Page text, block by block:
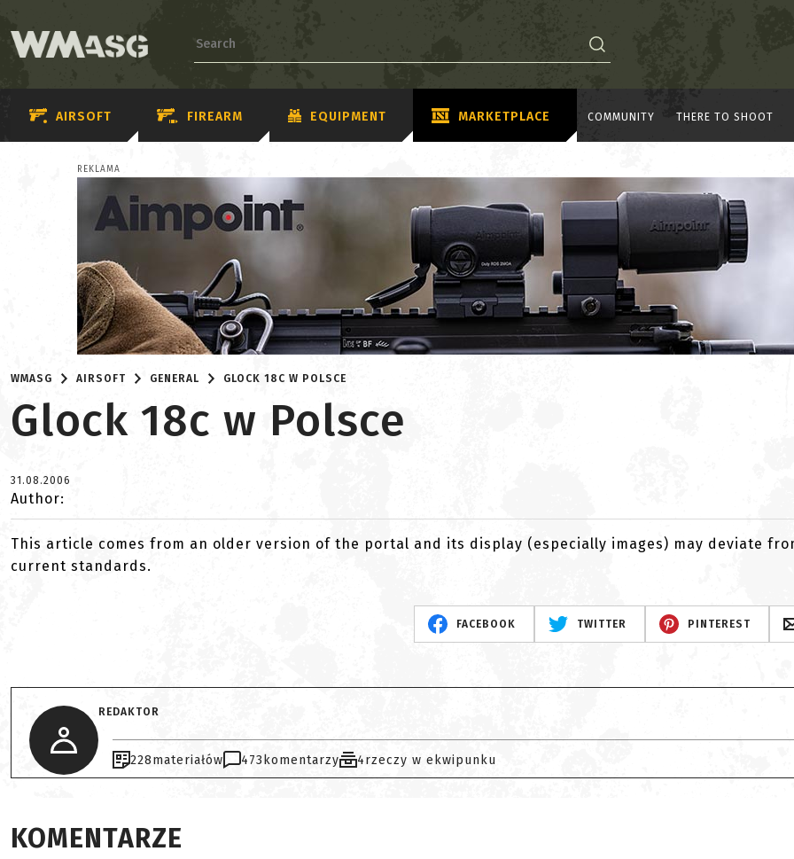
AIRSOFT FIREARM EQUIPMENT MARKETPLACE COMMUNITY THERE TO SHOOT
REKLAMA
WMASG AIRSOFT GENERAL GLOCK 18C W POLSCE
Glock 18c w Polsce
31.08.2006
Author:
This article comes from an older version of the portal and its display (especially images) may deviate
current standards.
FACEBOOK TWITTER PINTEREST
REDAKTOR
228materiałów 473 komentarzy 4rzeczy w ekwipunku
KOMENTARZE